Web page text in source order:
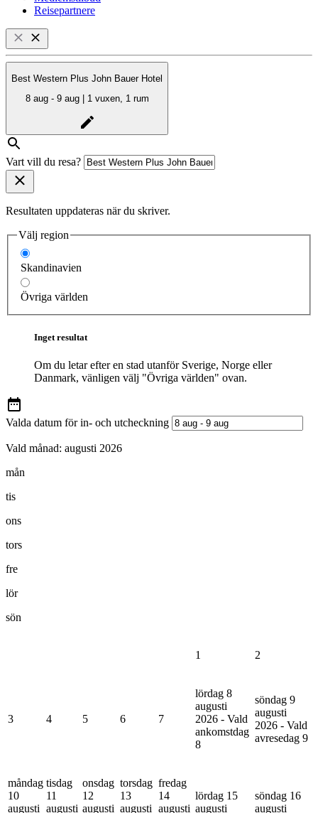
Reisepartnere
Best Western Plus John Bauer Hotel
8 aug - 9 aug | 1 vuxen, 1 rum
Vart vill du resa?
Resultaten uppdateras när du skriver.
Välj region
Skandinavien
Övriga världen
Inget resultat
Om du letar efter en stad utanför Sverige, Norge eller
Danmark, vänligen välj "Övriga världen" ovan.
Valda datum för in- och utcheckning
Vald månad: augusti 2026
mån
tis
ons
tors
fre
lör
sön
1 2
3 4 5 6 7
lördag 8
augusti
2026 - Vald
ankomstdag
8
söndag 9
augusti
2026 - Vald
avresedag 9
måndag
10
augusti
tisdag
11
augusti
onsdag
12
augusti
torsdag
13
augusti
fredag
14
augusti
lördag 15
augusti
söndag 16
augusti